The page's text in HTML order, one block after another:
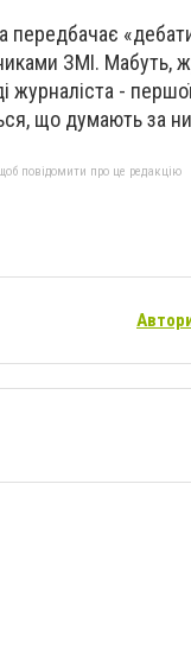
передбачає
ЗМІ. Мабуть,
журналіста -
що думають за
повідомити про це редакцію